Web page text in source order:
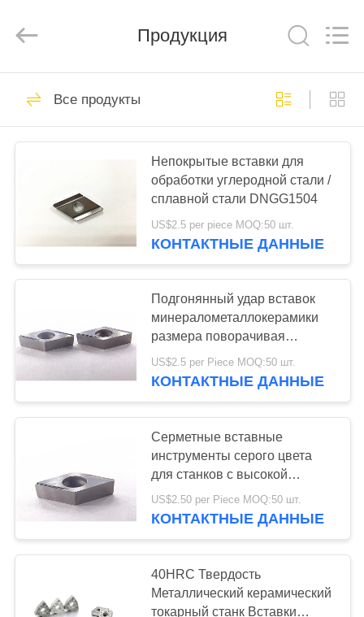
ДОМОЙ
ПРОДУКТЫ
ВИДЕО
НАС
ПО
ЗАВОДУ
КАТАЛОГИ
СВЯЖИТЕСЬ
НАМИ
Materials
Co.,ltd.
вставки
поворачивая
272
Вставки карбида
поворачивая
166
Вставки CNC
филируя
Продукция
Все продукты
Непокрытые вставки для
обработки углеродной стали /
сплавной стали DNGG1504
US$2.5 per piece MOQ:50 шт.
КОНТАКТНЫЕ ДАННЫЕ
Подгонянный удар вставок
минералометаллокерамики
размера поворачивая
высокий - устойчивый
свободный образец
US$2.5 per Piece MOQ:50 шт.
КОНТАКТНЫЕ ДАННЫЕ
Серметные вставные
инструменты серого цвета
для станков с высокой
температурой DNGG1504
US$2.50 per Piece MOQ:50 шт.
КОНТАКТНЫЕ ДАННЫЕ
40HRC Твердость
Металлический керамический
токарный станк Вставки